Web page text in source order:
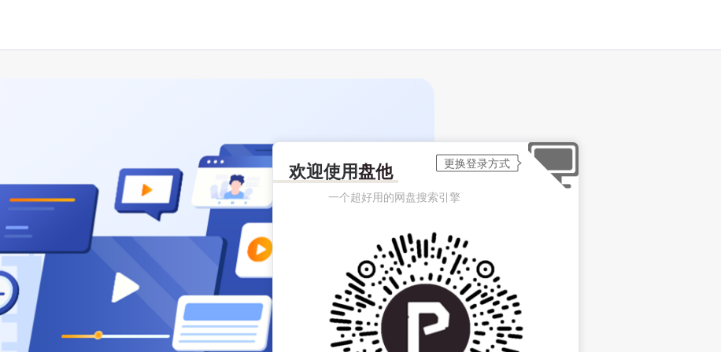
欢迎使用盘他
一个超好用的网盘搜索引擎